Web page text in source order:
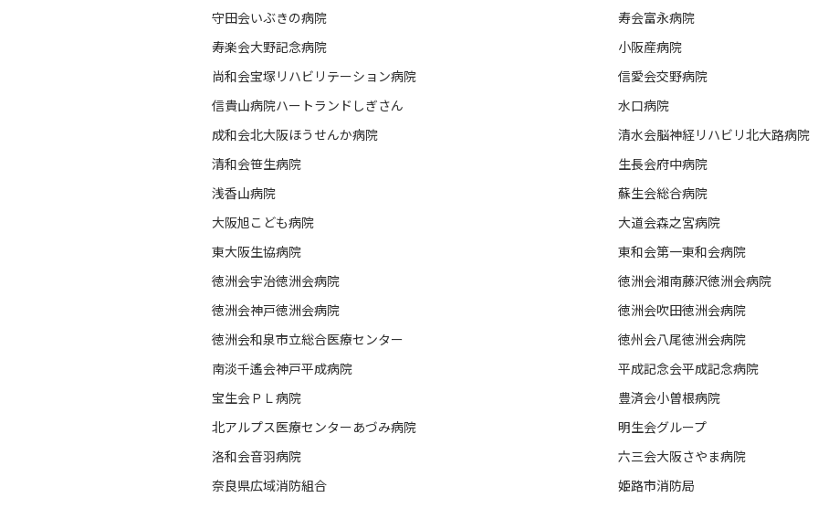
守田会いぶきの病院
寿会富永病院
寿楽会大野記念病院
小阪産病院
尚和会宝塚リハビリテーション病院
信愛会交野病院
信貴山病院ハートランドしぎさん
水口病院
成和会北大阪ほうせんか病院
清水会脳神経リハビリ北大路病院
清和会笹生病院
生長会府中病院
浅香山病院
蘇生会総合病院
大阪旭こども病院
大道会森之宮病院
東大阪生協病院
東和会第一東和会病院
徳洲会宇治徳洲会病院
徳洲会湘南藤沢徳洲会病院
徳洲会神戸徳洲会病院
徳洲会吹田徳洲会病院
徳洲会和泉市立総合医療センター
徳州会八尾徳洲会病院
南淡千遙会神戸平成病院
平成記念会平成記念病院
宝生会ＰＬ病院
豊済会小曽根病院
北アルプス医療センターあづみ病院
明生会グループ
洛和会音羽病院
六三会大阪さやま病院
奈良県広域消防組合
姫路市消防局